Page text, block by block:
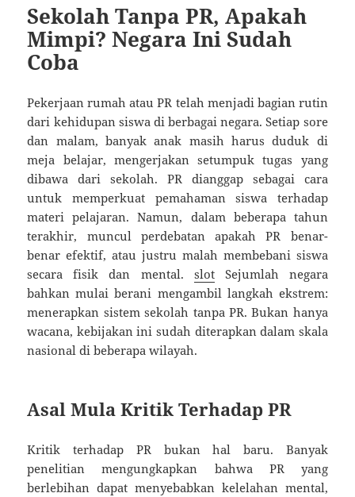
Sekolah Tanpa PR, Apakah
Mimpi? Negara Ini Sudah
Coba
Pekerjaan rumah atau PR telah menjadi bagian rutin
dari kehidupan siswa di berbagai negara. Setiap sore
dan malam, banyak anak masih harus duduk di
meja belajar, mengerjakan setumpuk tugas yang
dibawa dari sekolah. PR dianggap sebagai cara
untuk memperkuat pemahaman siswa terhadap
materi pelajaran. Namun, dalam beberapa tahun
terakhir, muncul perdebatan apakah PR benar-
benar efektif, atau justru malah membebani siswa
secara fisik dan mental. slotSejumlah negara
bahkan mulai berani mengambil langkah ekstrem:
menerapkan sistem sekolah tanpa PR. Bukan hanya
wacana, kebijakan ini sudah diterapkan dalam skala
nasional di beberapa wilayah.
Asal Mula Kritik Terhadap PR
Kritik terhadap PR bukan hal baru. Banyak
penelitian mengungkapkan bahwa PR yang
berlebihan dapat menyebabkan kelelahan mental,